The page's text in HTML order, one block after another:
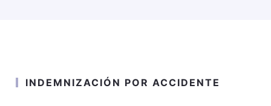
INDEMNIZACIÓN POR ACCIDENTE